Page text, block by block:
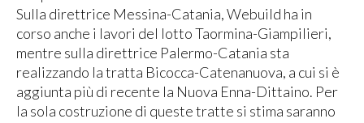
Sulla direttrice Messina-Catania, Webuild ha in
corso anche i lavori del lotto Taormina-Giampilieri,
mentre sulla direttrice Palermo-Catania sta
realizzando la tratta Bicocca-Catenanuova, a cui si è
aggiunta più di recente la Nuova Enna-Dittaino. Per
la sola costruzione di queste tratte si stima saranno